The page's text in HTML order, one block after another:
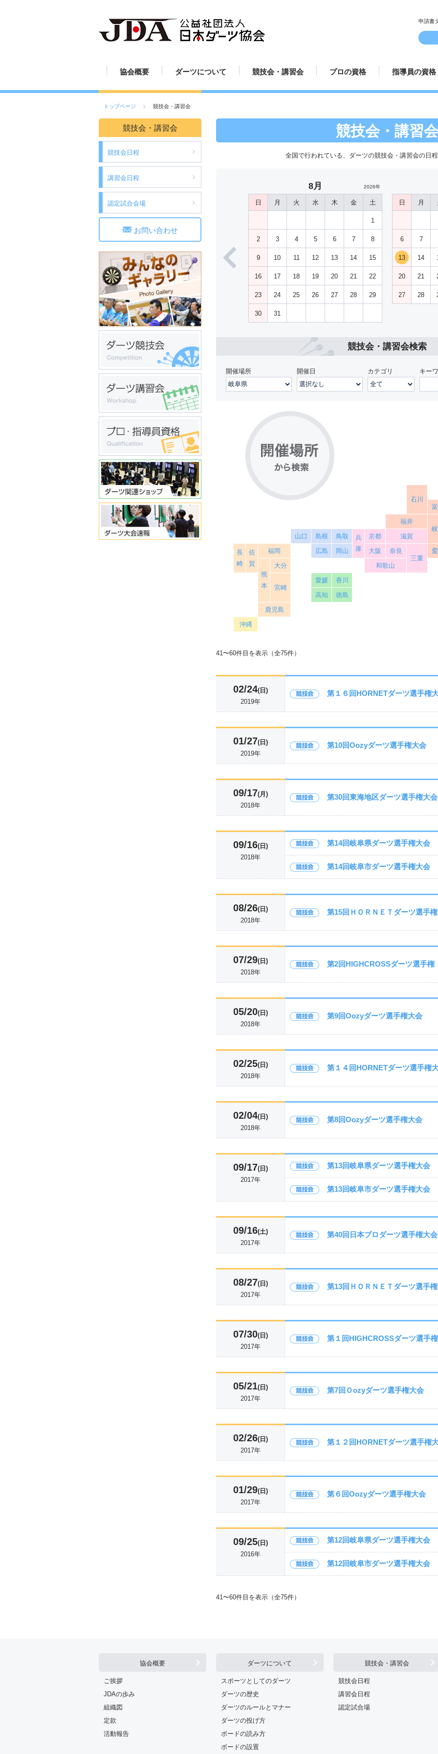
申請書
協会概要
ご挨拶
JDAの歩み
組織図
定款
活動報告
ダーツについて
スポーツとしてのダーツ
ダーツの歴史
ダーツのルールとマナー
ダーツの投げ方
ボードの読み方
ボードの設置
ダーツの練習方法
ダーツの楽しみ方
ダーツ用具
競技会・講習会
競技会日程
講習会日程
認定試合場
プロの資格
プロ資格について
プロ規定
プロ資格更新手続き
プロテスト受験申請方法
プロ選手紹介
指導員の資格
指導員資格に
指導員規定
指導員更新手
講師派遣
トップページ 競技会・講習会
競技会・講習会
競技会日程
講習会日程
認定試合会場
お問い合わせ
競技会・講習
全国で行われている、ダーツの競技会・講習会の日
8月 2026年
日 月 火 水 木 金 土
1
2 3 4 5 6 7 8
9 10 11 12 13 14 15
16 17 18 19 20 21 22
23 24 25 26 27 28 29
30 31
日 月
6 7
13 14
20 21
27 28
競技会・講習会検索
開催場所 開催日 カテゴリ キー
石川
福井
山口
島根 鳥取
兵
庫
京都 滋賀
長
崎
佐
賀
福岡 広島 岡山 大阪
奈良
三重
熊
本
大分 和歌山
宮崎
愛媛
香川
高知
徳島
鹿児島
沖縄
41〜60件目を表示（全75件）
02/24(日)
2019年
第１６回HORNETダーツ選手権
01/27(日)
2019年
第10回Oozyダーツ選手権大会
09/17(月)
2018年
第30回東海地区ダーツ選手権大会
09/16(日)
2018年
第14回岐阜県ダーツ選手権大会
第14回岐阜市ダーツ選手権大会
08/26(日)
2018年
第15回ＨＯＲＮＥＴダーツ選手
07/29(日)
2018年
第2回HIGHCROSSダーツ選手権
05/20(日)
2018年
第9回Oozyダーツ選手権大会
02/25(日)
2018年
第１４回HORNETダーツ選手権
02/04(日)
2018年
第8回Oozyダーツ選手権大会
09/17(日)
2017年
第13回岐阜県ダーツ選手権大会
第13回岐阜市ダーツ選手権大会
09/16(土)
2017年
第40回日本プロダーツ選手権大会
08/27(日)
2017年
第13回ＨＯＲＮＥＴダーツ選手
07/30(日)
2017年
第１回HIGHCROSSダーツ選手権
05/21(日)
2017年
第7回Ｏozyダーツ選手権大会
02/26(日)
2017年
第１２回HORNETダーツ選手権
01/29(日)
2017年
第６回Oozyダーツ選手権大会
09/25(日)
2016年
第12回岐阜県ダーツ選手権大会
第12回岐阜市ダーツ選手権大会
41〜60件目を表示（全75件）
協会概要
ご挨拶
JDAの歩み
組織図
定款
活動報告
ダーツについて
スポーツとしてのダーツ
ダーツの歴史
ダーツのルールとマナー
ダーツの投げ方
ボードの読み方
ボードの設置
競技会・講習会
競技会日程
講習会日程
認定試合場